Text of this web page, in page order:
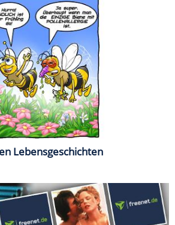
Lebensgeschichten